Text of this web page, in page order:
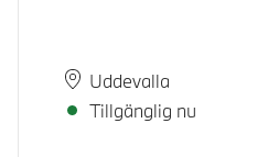
PlatsUddevalla
Leveranstid
Tillgänglig nu